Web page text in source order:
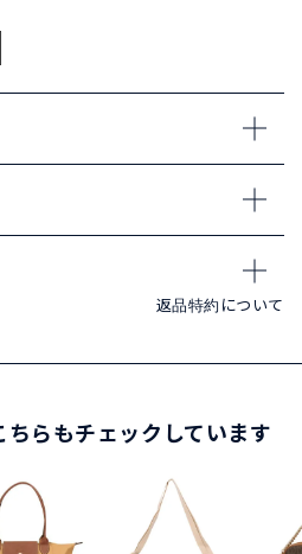
返品特約について
らもチェックしています